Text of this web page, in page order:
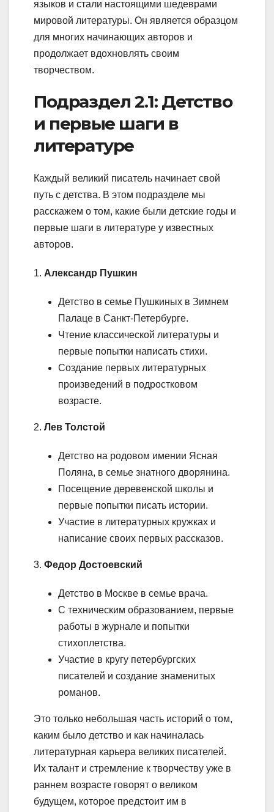
языков и стали настоящими шедеврами
мировой литературы. Он является образцом
для многих начинающих авторов и
продолжает вдохновлять своим
творчеством.
Подраздел 2.1: Детство
и первые шаги в
литературе
Каждый великий писатель начинает свой
путь с детства. В этом подразделе мы
расскажем о том, какие были детские годы и
первые шаги в литературе у известных
авторов.
1. Александр Пушкин
Детство в семье Пушкиных в Зимнем
Палаце в Санкт-Петербурге.
Чтение классической литературы и
первые попытки написать стихи.
Создание первых литературных
произведений в подростковом
возрасте.
2. Лев Толстой
Детство на родовом имении Ясная
Поляна, в семье знатного дворянина.
Посещение деревенской школы и
первые попытки писать истории.
Участие в литературных кружках и
написание своих первых рассказов.
3. Федор Достоевский
Детство в Москве в семье врача.
С техническим образованием, первые
работы в журнале и попытки
стихоплетства.
Участие в кругу петербургских
писателей и создание знаменитых
романов.
Это только небольшая часть историй о том,
каким было детство и как начиналась
литературная карьера великих писателей.
Их талант и стремление к творчеству уже в
раннем возрасте говорят о великом
будущем, которое предстоит им в